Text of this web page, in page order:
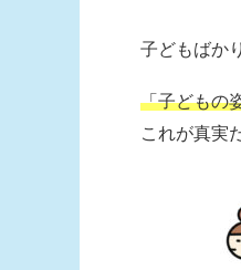
子どもばか
「子どもの
これが真実